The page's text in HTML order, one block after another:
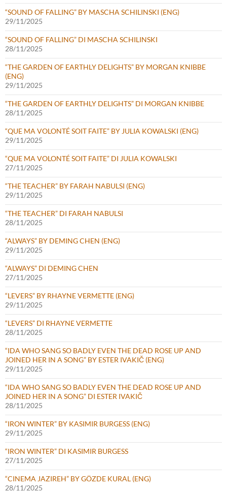
“SOUND OF FALLING” BY MASCHA SCHILINSKI (ENG)
29/11/2025
“SOUND OF FALLING” DI MASCHA SCHILINSKI
28/11/2025
“THE GARDEN OF EARTHLY DELIGHTS” BY MORGAN KNIBBE
(ENG)
29/11/2025
“THE GARDEN OF EARTHLY DELIGHTS” DI MORGAN KNIBBE
28/11/2025
“QUE MA VOLONTÉ SOIT FAITE” BY JULIA KOWALSKI (ENG)
29/11/2025
“QUE MA VOLONTÉ SOIT FAITE” DI JULIA KOWALSKI
27/11/2025
“THE TEACHER” BY FARAH NABULSI (ENG)
29/11/2025
“THE TEACHER” DI FARAH NABULSI
28/11/2025
“ALWAYS” BY DEMING CHEN (ENG)
29/11/2025
“ALWAYS” DI DEMING CHEN
27/11/2025
“LEVERS” BY RHAYNE VERMETTE (ENG)
29/11/2025
“LEVERS” DI RHAYNE VERMETTE
28/11/2025
“IDA WHO SANG SO BADLY EVEN THE DEAD ROSE UP AND
JOINED HER IN A SONG” BY ESTER IVAKIČ (ENG)
29/11/2025
“IDA WHO SANG SO BADLY EVEN THE DEAD ROSE UP AND
JOINED HER IN A SONG” DI ESTER IVAKIČ
28/11/2025
“IRON WINTER” BY KASIMIR BURGESS (ENG)
29/11/2025
“IRON WINTER” DI KASIMIR BURGESS
27/11/2025
“CINEMA JAZIREH” BY GÖZDE KURAL (ENG)
28/11/2025